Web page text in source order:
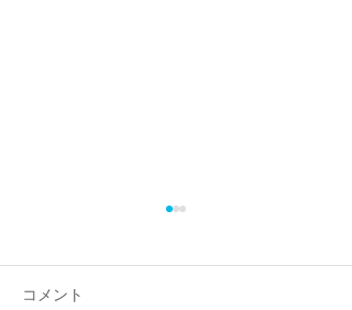
７月２日（土）から数日間、
電話が通じない状況になって
コメント